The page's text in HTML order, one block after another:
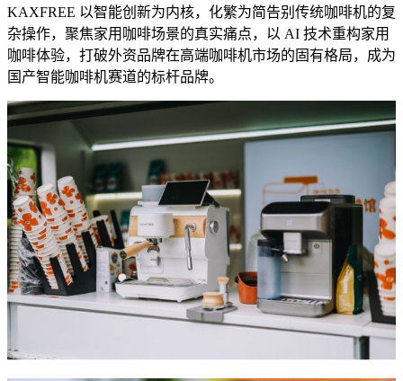
KAXFREE 以智能创新为内核，化繁为简告别传统咖啡机的复
杂操作，聚焦家用咖啡场景的真实痛点，以 AI 技术重构家用
咖啡体验，打破外资品牌在高端咖啡机市场的固有格局，成为
国产智能咖啡机赛道的标杆品牌。